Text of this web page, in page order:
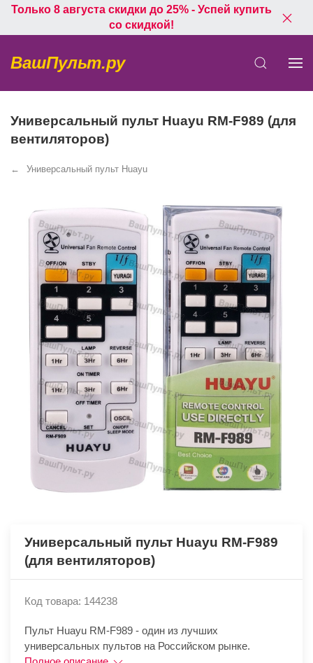
Только 8 августа скидки до 25% - Успей купить
со скидкой!
ВашПульт.ру
Универсальный пульт Huayu RM-F989 (для
вентиляторов)
Универсальный пульт Huayu
Универсальный пульт Huayu RM-F989
(для вентиляторов)
Код товара: 144238
Пульт Huayu RM-F989 - один из лучших
универсальных пультов на Российском рынке.